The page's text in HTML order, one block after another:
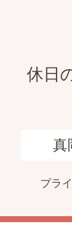
休日
真
プラ